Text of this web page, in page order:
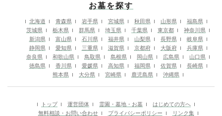
お墓を探す
北海道 青森県 岩手県 宮城県 秋田県 山形県
福島県
茨城県
栃木県 群馬県 埼玉県 千葉県 東京都
神奈川県
新潟県
富山県 石川県 福井県 山梨県 長野県
岐阜県
静岡県
愛知県 三重県 滋賀県 京都府 大阪府
兵庫県
奈良県
和歌山県 鳥取県 島根県 岡山県 広島県
山口県
徳島県
香川県 愛媛県 高知県 福岡県 佐賀県
長崎県
熊本県
大分県 宮崎県 鹿児島県 沖縄県
トップ 運営団体 霊園・墓地・お墓
はじめての方へ
無料相談・お問い合わせ
プライバシーポリシー リンク集